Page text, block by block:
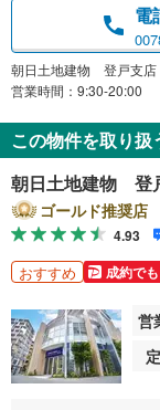
電
朝日土地建物 登戸支
営業時間：9:30-20:00
この物件を取り扱
朝日土地建物
ゴールド推奨店
4.93
おすすめ 成約で
営